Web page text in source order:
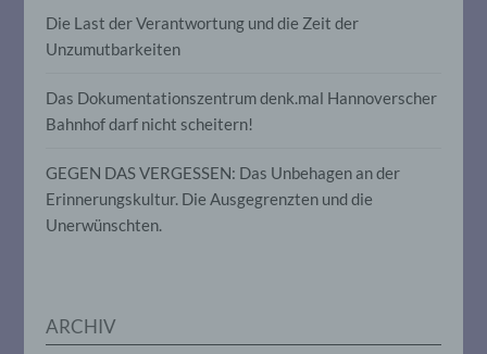
Die Last der Verantwortung und die Zeit der
Unzumutbarkeiten
Das Dokumentationszentrum denk.mal Hannoverscher
Bahnhof darf nicht scheitern!
GEGEN DAS VERGESSEN: Das Unbehagen an der
Erinnerungskultur. Die Ausgegrenzten und die
Unerwünschten.
ARCHIV
vorherzusagen.
f) Pseudonymisierung
personenbezogener Daten in einer Weise,
auf welche die personenbezogenen Daten
ohne Hinzuziehung zusätzlicher
Informationen nicht mehr einer
organisatorischen Maßnahmen
unterliegen, die gewährleisten, dass die